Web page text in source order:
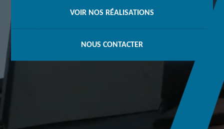
VOIR NOS RÉALISATIONS
NOUS CONTACTER